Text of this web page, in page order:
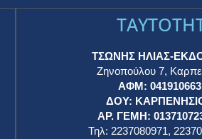
ΤΣΩΝΗΣ ΗΛΙΑΣ-
Ζηνοπούλου 7,
ΑΦΜ: 041910663
ΔΟΥ:
ΑΡ. ΓΕΜΗ:
Τηλ: 2237080971,